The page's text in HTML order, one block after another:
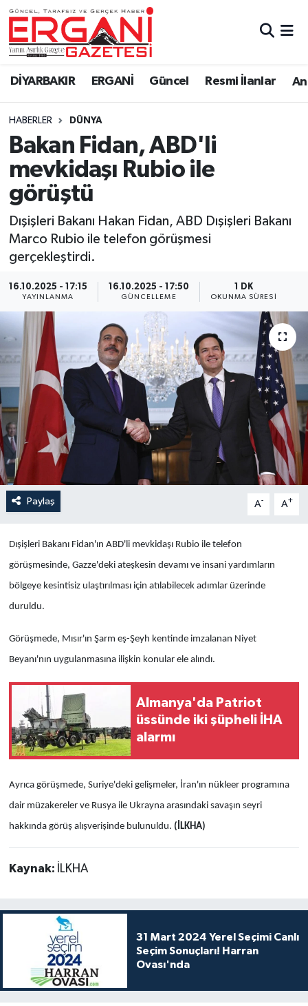
DİYARBAKIR ERGANİ Güncel Resmi İlanlar
HABERLER DÜNYA
Bakan Fidan, ABD'li
mevkidaşı Rubio ile
görüştü
Dışişleri Bakanı Hakan Fidan, ABD Dışişleri Bakanı
Marco Rubio ile telefon görüşmesi
gerçekleştirdi.
16.10.2025 - 17:15
YAYINLANMA
16.10.2025 - 17:50
GÜNCELLEME
1 DK
OKUNMA SÜRESI
Paylaş A- A+
Dışişleri Bakanı Fidan'ın ABD'li mevkidaşı Rubio ile telefon
görüşmesinde, Gazze'deki ateşkesin devamı ve insani yardımların
bölgeye kesintisiz ulaştırılması için atılabilecek adımlar üzerinde
duruldu.
Görüşmede, Mısır'ın Şarm eş-Şeyh kentinde imzalanan Niyet
Beyanı'nın uygulanmasına ilişkin konular ele alındı.
Almanya'da Patriot
üssünde iki şüpheli İHA
alarmı
Ayrıca görüşmede, Suriye'deki gelişmeler, İran'ın nükleer programına
dair müzakereler ve Rusya ile Ukrayna arasındaki savaşın seyri
hakkında görüş alışverişinde bulunuldu. (İLKHA)
Kaynak: İLKHA
31 Mart 2024 Yerel Seçimi Canlı
Seçim Sonuçları! Harran
Ovası'nda
DİYARBAKIR
BİSMİL
BAĞLAR
ERGANİ
Güncel
Eği̇ti̇m
Resmi İlanlar
Sağlık
Si̇yaset
Spor
Yaşam
Anali̇z
Bi̇li̇m & Teknoloji̇
Dünya
Eği̇ti̇m
Ergani Nöbetçi Eczaneler
Ergani Hava Durumu
Ergani Trafik Yoğunluk Haritası
Süper Lig Puan Durumu ve Fikstür
Tüm Manşetler
Son Dakika Haberleri
Haber Arşivi